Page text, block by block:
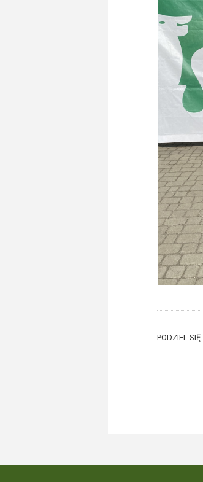
PODZIEL SIĘ: